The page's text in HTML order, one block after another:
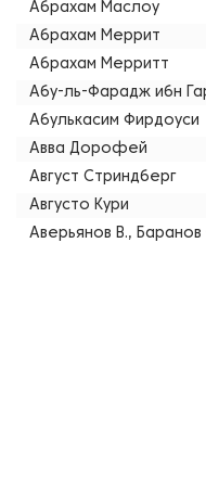
Абрахам Маслоу
Абрахам Меррит
Абрахам Мерритт
Абу-ль-Фарадж ибн
Абулькасим Фирдоуси
Авва Дорофей
Август Стриндберг
Августо Кури
Аверьянов В.,